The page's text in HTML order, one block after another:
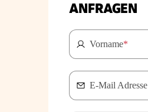
ANFRAGEN
Vorname*
E-Mail Adresse